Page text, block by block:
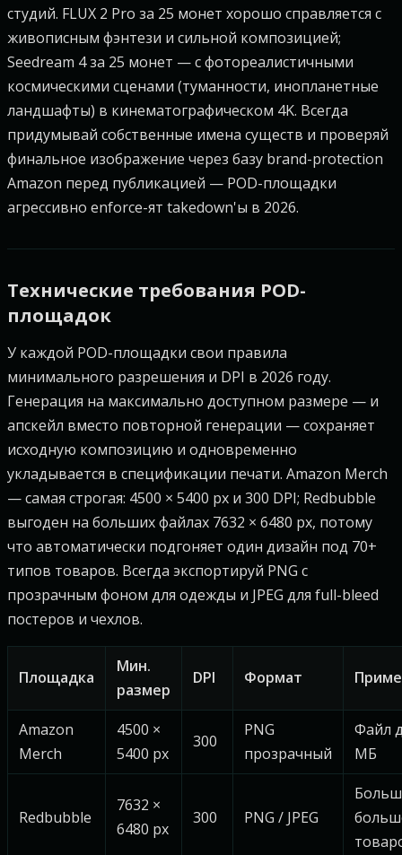
студий. FLUX 2 Pro за 25 монет хорошо справляется с
живописным фэнтези и сильной композицией;
Seedream 4 за 25 монет — с фотореалистичными
космическими сценами (туманности, инопланетные
ландшафты) в кинематографическом 4K. Всегда
придумывай собственные имена существ и проверяй
финальное изображение через базу brand-protection
Amazon перед публикацией — POD-площадки
агрессивно enforce-ят takedown'ы в 2026.
Технические требования POD-
площадок
У каждой POD-площадки свои правила
минимального разрешения и DPI в 2026 году.
Генерация на максимально доступном размере — и
апскейл вместо повторной генерации — сохраняет
исходную композицию и одновременно
укладывается в спецификации печати. Amazon Merch
— самая строгая: 4500 × 5400 px и 300 DPI; Redbubble
выгоден на больших файлах 7632 × 6480 px, потому
что автоматически подгоняет один дизайн под 70+
типов товаров. Всегда экспортируй PNG с
прозрачным фоном для одежды и JPEG для full-bleed
постеров и чехлов.
Площадка
Мин.
размер
DPI Формат
Amazon
Merch
4500 ×
5400 px
300
PNG
прозрачный
Файл
МБ
Redbubble
7632 ×
6480 px
300 PNG / JPEG